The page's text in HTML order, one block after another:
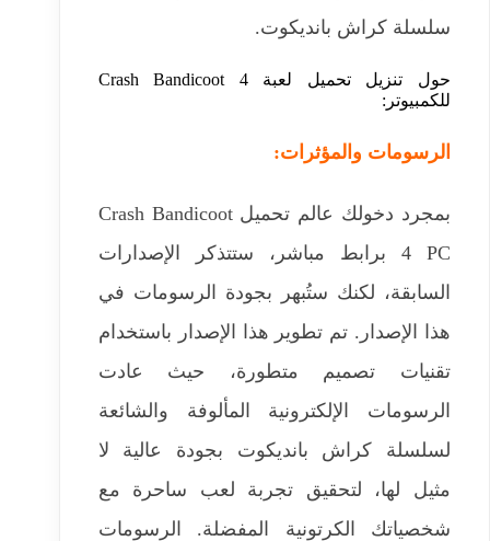
سلسلة كراش بانديكوت.
حول تنزيل تحميل لعبة Crash Bandicoot 4
للكمبيوتر:
الرسومات والمؤثرات:
بمجرد دخولك عالم تحميل Crash Bandicoot
4 PC برابط مباشر، ستتذكر الإصدارات
السابقة، لكنك ستُبهر بجودة الرسومات في
هذا الإصدار. تم تطوير هذا الإصدار باستخدام
تقنيات تصميم متطورة، حيث عادت
الرسومات الإلكترونية المألوفة والشائعة
لسلسلة كراش بانديكوت بجودة عالية لا
مثيل لها، لتحقيق تجربة لعب ساحرة مع
شخصياتك الكرتونية المفضلة. الرسومات